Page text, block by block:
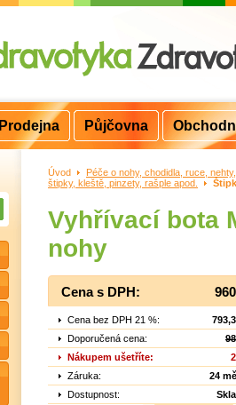
Úvod >
Péče o nohy, chodidla, ruce,
štipky, kleště, pinzety, rašple apod.
>
Vyhřívací bota
nohy
Cena s DPH:
Cena bez DPH 21 %:
Doporučená cena:
Nákupem ušetříte:
Záruka:
24
Dostupnost:
Prodejna Půjčovna